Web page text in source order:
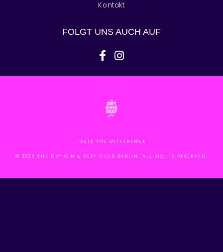
Kontakt
FOLGT UNS AUCH AUF
facebook-f
instagram
TASTE THE DIFFERENCE
© 2025 THE DRY GIN & BEEF CLUB BERLIN. ALL RIGHTS RESERVED.